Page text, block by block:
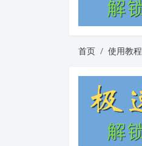
首页 使用教程